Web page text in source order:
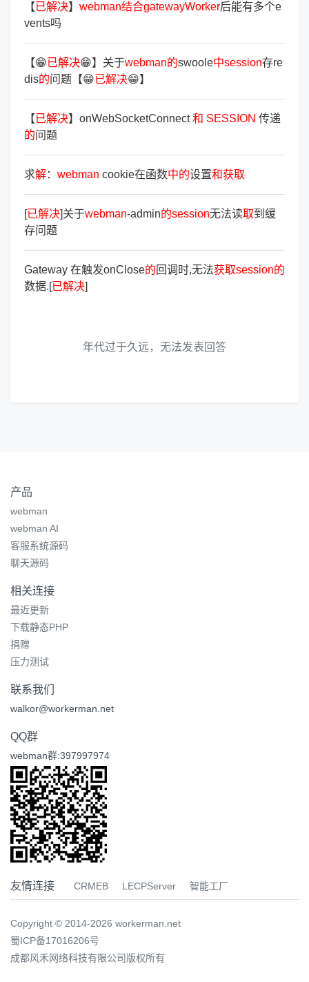
【已解决】 webman结合gatewayWorker后能有多个e
vents吗
【😁已解决😁】关于webman的swoole中session存re
dis的问题【😁已解决😁】
【已解决】onWebSocketConnect和 SESSION 传递
的问题
求解： webman cookie在函数中的设置和获取
[已解决]关于webman-admin的session无法读取到缓
存问题
Gateway 在触发onClose的 回调时,无法获取session的
数据.[已解决]
年代过于久远，无法发表回答
产品
webman
webman AI
客服系统源码
聊天源码
相关连接
最近更新
下载静态PHP
捐赠
压力测试
联系我们
walkor@workerman.net
QQ群
webman群:397997974
友情连接 CRMEB LECPServer 智能工厂
Copyright © 2014-2026 workerman.net
蜀ICP备17016206号
成都风禾网络科技有限公司版权所有